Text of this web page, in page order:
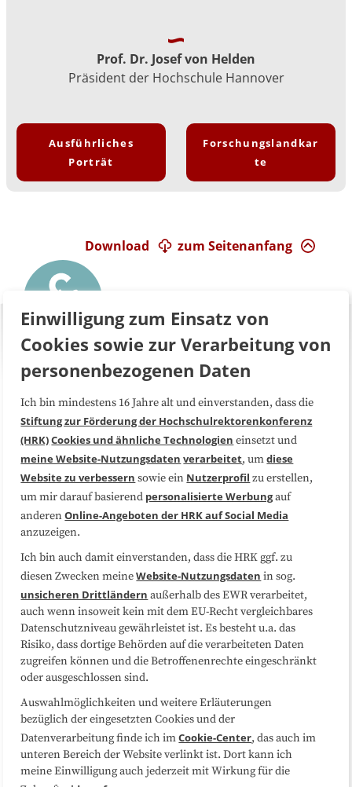
Prof. Dr. Josef von Helden
Präsident der Hochschule Hannover
Ausführliches
Porträt
Forschungslandkar
te
zum Seitenanfang
Download
Über uns FAQ
Medienarbeit Kooperationen
Datenschutzerklärung Impressum
Sitemap
Folgen Sie uns
Einwilligung zum Einsatz von
Cookies sowie zur Verarbeitung von
personenbezogenen Daten
Ich bin mindestens 16 Jahre alt und einverstanden, dass die
Stiftung zur Förderung der Hochschulrektorenkonferenz
(HRK)Cookies und ähnliche Technologien einsetzt und
meine Website-Nutzungsdaten verarbeitet, umdiese
Website zu verbessern sowie ein Nutzerprofil zu erstellen,
um mir darauf basierend personalisierte Werbungauf
anderenOnline-Angeboten der HRK auf Social Media
anzuzeigen.
Ich bin auch damit einverstanden, dass die HRK ggf. zu
diesen Zwecken meineWebsite-Nutzungsdaten in sog.
unsicheren Drittländern außerhalb des EWR verarbeitet,
auch wenn insoweit kein mit dem EU-Recht vergleichbares
Datenschutzniveau gewährleistet ist. Es besteht u.a. das
Risiko, dass dortige Behörden auf die verarbeiteten Daten
zugreifen können und die Betroffenenrechte eingeschränkt
oder ausgeschlossen sind.
Auswahlmöglichkeiten und weitere Erläuterungen
bezüglich der eingesetzten Cookies und der
Datenverarbeitung finde ich imCookie-Center, das auch im
unteren Bereich der Website verlinkt ist. Dort kann ich
meine Einwilligung auch jederzeit mit Wirkung für die